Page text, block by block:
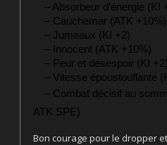
– Absorbeur d’énergie (KI
– Cauchemar (ATK +10%)
– Jumeaux (KI +2)
– Innocent (ATK +10%)
– Peur et désespoir (KI +2)
– Vitesse époustouflante
– Combat décisif au
ATK SPE)
Bon courage pour le dropper